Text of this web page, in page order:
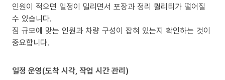
인원이 적으면 일정이 밀리면서 포장과 정리 퀄리티가 떨어질
수 있습니다.
짐 규모에 맞는 인원과 차량 구성이 잡혀 있는지 확인하는 것이
중요합니다.
일정 운영(도착 시각, 작업 시간 관리)